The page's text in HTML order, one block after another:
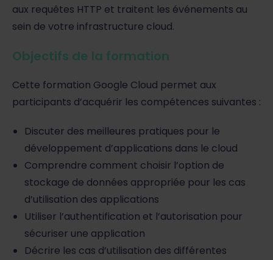
aux requêtes HTTP et traitent les événements au
sein de votre infrastructure cloud.
Objectifs de la formation
Cette formation Google Cloud permet aux
participants d’acquérir les compétences suivantes :
Discuter des meilleures pratiques pour le
développement d’applications dans le cloud
Comprendre comment choisir l’option de
stockage de données appropriée pour les cas
d’utilisation des applications
Utiliser l’authentification et l’autorisation pour
sécuriser une application
Décrire les cas d’utilisation des différentes